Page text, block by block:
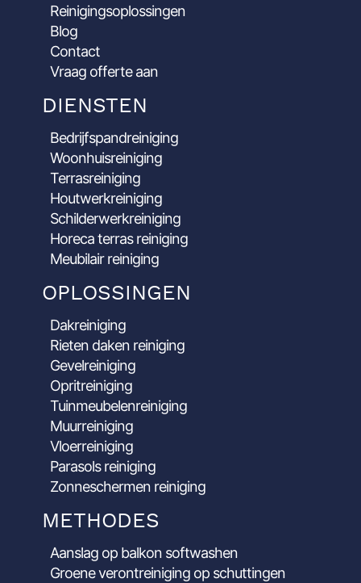
Reinigingsoplossingen
Blog
Contact
Vraag offerte aan
DIENSTEN
Bedrijfspandreiniging
Woonhuisreiniging
Terrasreiniging
Houtwerkreiniging
Schilderwerkreiniging
Horeca terras reiniging
Meubilair reiniging
OPLOSSINGEN
Dakreiniging
Rieten daken reiniging
Gevelreiniging
Opritreiniging
Tuinmeubelenreiniging
Muurreiniging
Vloerreiniging
Parasols reiniging
Zonneschermen reiniging
METHODES
Aanslag op balkon softwashen
Groene verontreiniging op schuttingen